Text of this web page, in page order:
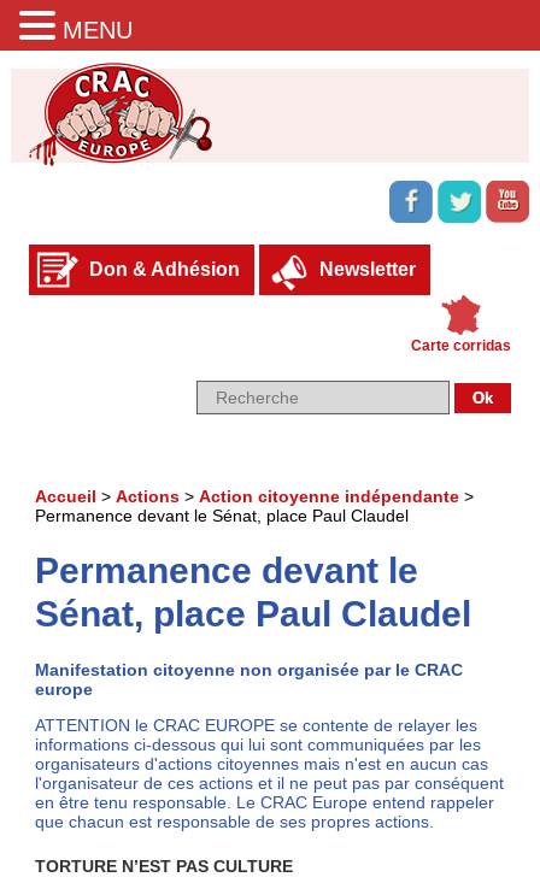
Don & Adhésion Newsletter
Carte corridas
Accueil > Actions> Action citoyenne indépendante>
Permanence devant le Sénat, place Paul Claudel
Permanence devant le
Sénat, place Paul Claudel
Manifestation citoyenne non organisée par le CRAC
europe
ATTENTION le CRAC EUROPE se contente de relayer les
informations ci-dessous qui lui sont communiquées par les
organisateurs d'actions citoyennes mais n'est en aucun cas
l'organisateur de ces actions et il ne peut pas par conséquent
en être tenu responsable. Le CRAC Europe entend rappeler
que chacun est responsable de ses propres actions.
TORTURE N’EST PAS CULTURE
MENU